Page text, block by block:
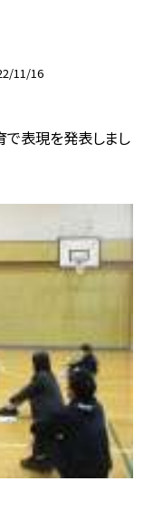
11/16
で表現を発表しまし